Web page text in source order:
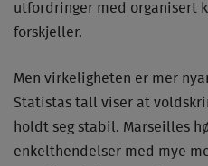
utfordringer med organisert
forskjeller.
Men virkeligheten er mer
Statistas tall viser at
holdt seg stabil. Marseilles
enkelthendelser med mye